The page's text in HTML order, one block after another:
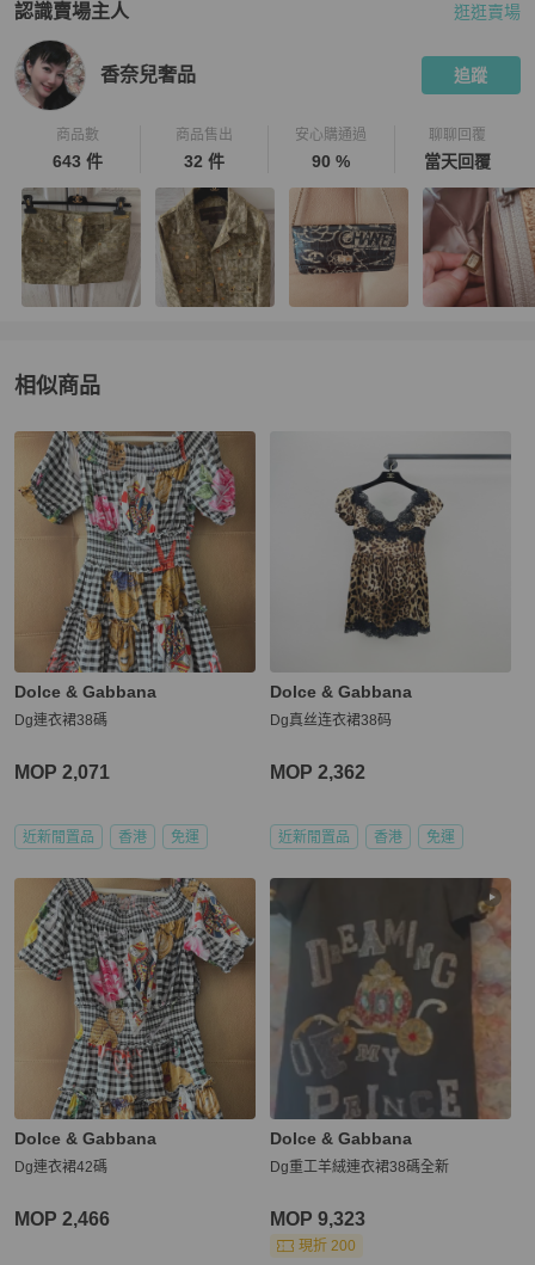
認識賣場主人
PopChill 拍拍圈嚴選賣家
逛逛賣場
香奈兒奢品 追蹤
商品數
643 件
商品售出
32 件
安心購通過
90 %
聊聊回覆
當天回覆
相似商品
更多相似Dolce & Gabbana女裝
Dolce & Gabbana
Dg連衣裙38碼
MOP 2,071
近新閒置品 香港 免運
Dolce & Gabbana
Dg真丝连衣裙38码
MOP 2,362
近新閒置品 香港 免運
Dolce & Gabbana
Dg連衣裙42碼
MOP 2,466
Dolce & Gabbana
Dg重工羊絨連衣裙38碼全新
MOP 9,323
現折 200